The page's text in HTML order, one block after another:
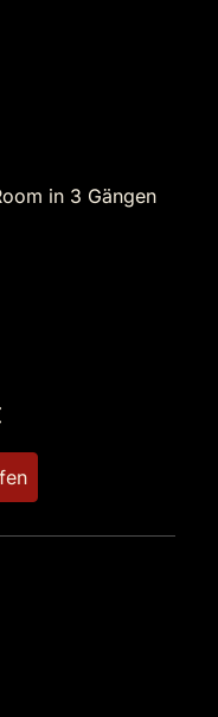
in 3 Gängen